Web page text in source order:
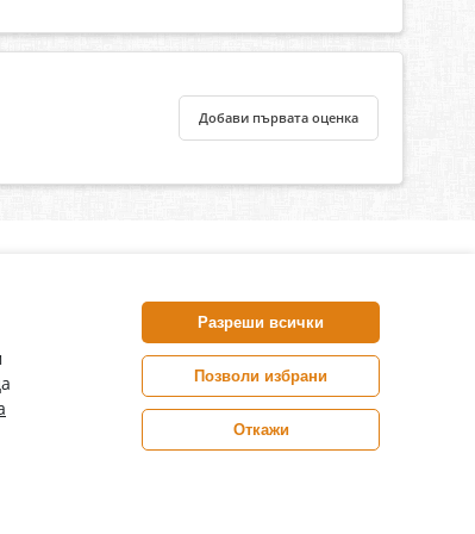
Добави първата оценка
е лицензирана онлайн аптека и част от аптеки
които повече от 30 години се грижат за здравето на
ePharm е лицензирана онлайн аптека от
Изпълнителна Агенция по Лекарствата
Разреши всички
Позволи избрани
Откажи